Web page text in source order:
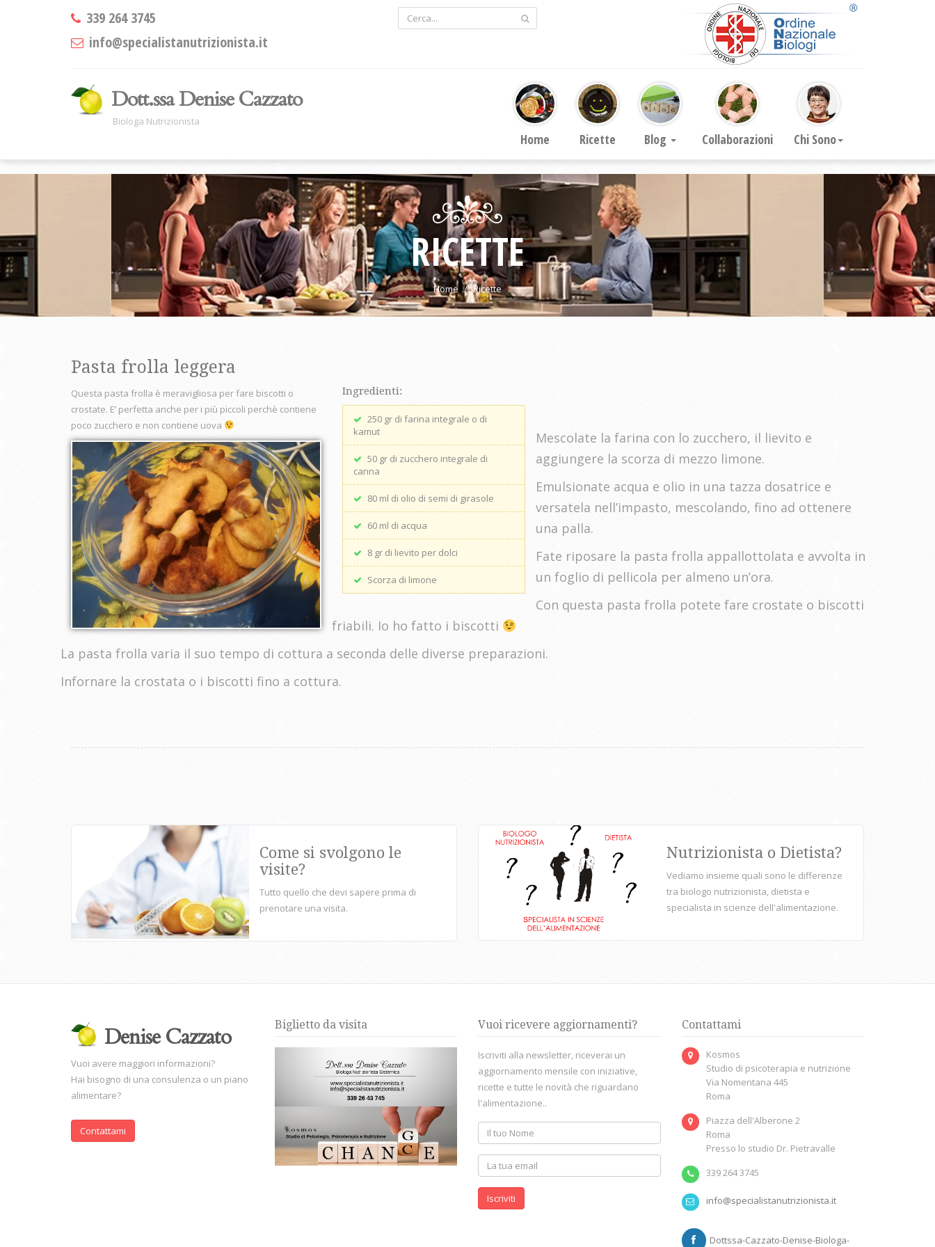
339 264 3745
info@specialistanutrizionista.it
Dott.ssa Denise Cazzato
Biologa Nutrizionista
Home Ricette Blog Collaborazioni Chi Sono
RICETTE
Home Ricette
Pasta frolla leggera
Questa pasta frolla è meravigliosa per fare biscotti o
crostate. E’ perfetta anche per i più piccoli perchè contiene
poco zucchero e non contiene uova
Ingredienti:
250 gr di farina integrale o di
kamut
50 gr di zucchero integrale di
canna
80 ml di olio di semi di girasole
60 ml di acqua
8 gr di lievito per dolci
Scorza di limone
Mescolate la farina con lo zucchero, il lievito e
aggiungere la scorza di mezzo limone.
Emulsionate acqua e olio in una tazza dosatrice e
versatela nell’impasto, mescolando, fino ad ottenere
una palla.
Fate riposare la pasta frolla appallottolata e avvolta in
un foglio di pellicola per almeno un’ora.
Con questa pasta frolla potete fare crostate o biscotti
friabili. Io ho fatto i biscotti
La pasta frolla varia il suo tempo di cottura a seconda delle diverse preparazioni.
Infornare la crostata o i biscotti fino a cottura.
Come si svolgono le
visite?
Tutto quello che devi sapere prima di
prenotare una visita.
Nutrizionista o Dietista?
Vediamo insieme quali sono le differenze
tra biologo nutrizionista, dietista e
specialista in scienze dell'alimentazione.
Denise Cazzato
Vuoi avere maggiori informazioni?
Hai bisogno di una consulenza o un piano
alimentare?
Contattami
Biglietto da visita Vuoi ricevere aggiornamenti?
Iscriviti alla newsletter, riceverai un
aggiornamento mensile con iniziative,
ricette e tutte le novità che riguardano
l'alimentazione..
Iscriviti
Contattami
Kosmos
Studio di psicoterapia e nutrizione
Via Nomentana 445
Roma
Piazza dell'Alberone 2
Roma
Presso lo studio Dr. Pietravalle
339 264 3745
info@specialistanutrizionista.it
Dottssa-Cazzato-Denise-Biologa-